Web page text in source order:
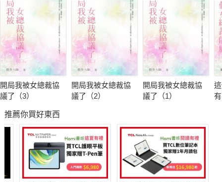
而和三十歲的他相遇，則是另一個奇蹟，
她企圖掩飾的壓抑，在他面前無所遁形。
與他們相遇，是她此生唯一感到美好的時刻，
還以為這份美好可以像天天升起的太陽般永恆溫暖，
但它其實只是顆偶然劃過黑夜的流星，一瞬即逝……
開局我被女總裁協
議了（3）
開局我被女總裁協
議了（2）
開局我被女總裁協
議了（1）
推薦你買好東西